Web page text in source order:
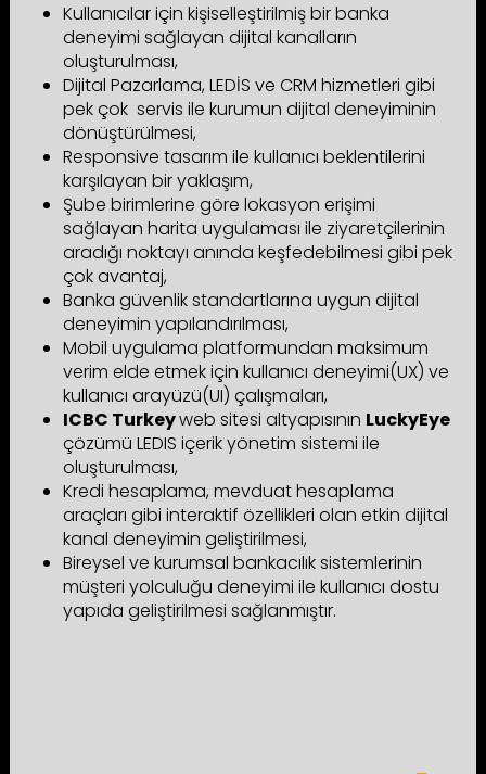
Kullanıcılar için kişiselleştirilmiş bir banka
deneyimi sağlayan dijital kanalların
oluşturulması,
Dijital Pazarlama, LEDİS ve CRM hizmetleri gibi
pek çok servis ile kurumun dijital deneyiminin
dönüştürülmesi,
Responsive tasarım ile kullanıcı beklentilerini
karşılayan bir yaklaşım,
Şube birimlerine göre lokasyon erişimi
sağlayan harita uygulaması ile ziyaretçilerinin
aradığı noktayı anında keşfedebilmesi gibi pek
çok avantaj,
Banka güvenlik standartlarına uygun dijital
deneyimin yapılandırılması,
Mobil uygulama platformundan maksimum
verim elde etmek için kullanıcı deneyimi(UX) ve
kullanıcı arayüzü(UI) çalışmaları,
ICBC Turkeyweb sitesi altyapısının LuckyEye
çözümü LEDIS içerik yönetim sistemi ile
oluşturulması,
Kredi hesaplama, mevduat hesaplama
araçları gibi interaktif özellikleri olan etkin dijital
kanal deneyimin geliştirilmesi,
Bireysel ve kurumsal bankacılık sistemlerinin
müşteri yolculuğu deneyimi ile kullanıcı dostu
yapıda geliştirilmesi sağlanmıştır.